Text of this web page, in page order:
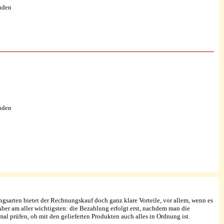
bietet der Rechnungskauf doch ganz klare Vorteile, vor allem, wenn es
am aller wichtigsten: die Bezahlung erfolgt erst, nachdem man die
prüfen, ob mit den gelieferten Produkten auch alles in Ordnung ist.